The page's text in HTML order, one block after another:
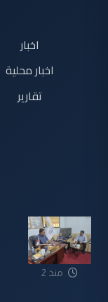
اخبار
اخبار محلية
تقارير
منذ 2